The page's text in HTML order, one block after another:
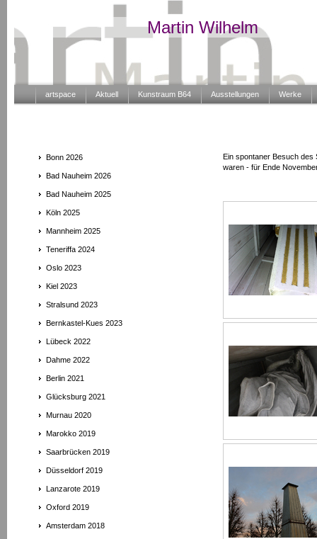
Martin Wilhelm
artspace Aktuell Kunstraum B64 Ausstellungen Werke
Bonn 2026
Bad Nauheim 2026
Bad Nauheim 2025
Köln 2025
Mannheim 2025
Teneriffa 2024
Oslo 2023
Kiel 2023
Stralsund 2023
Bernkastel-Kues 2023
Lübeck 2022
Dahme 2022
Berlin 2021
Glücksburg 2021
Murnau 2020
Marokko 2019
Saarbrücken 2019
Düsseldorf 2019
Lanzarote 2019
Oxford 2019
Amsterdam 2018
Ein spontaner Besuch des
waren - für Ende